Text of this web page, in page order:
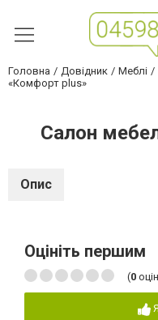
Головна Довідник Меблі
«Комфорт plus»
Салон
Опис
Оцініть першим
(0